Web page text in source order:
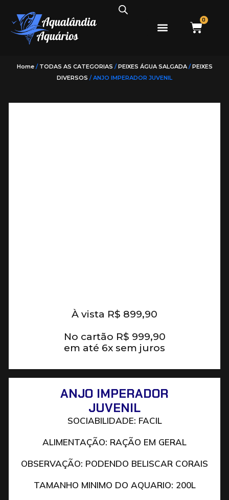
0
Home/ TODAS AS CATEGORIAS /PEIXES ÁGUA SALGADA/PEIXES
DIVERSOS / ANJO IMPERADOR JUVENIL
À vista R$ 899,90
No cartão R$ 999,90
em até 6x sem juros
ANJO IMPERADOR
JUVENIL
SOCIABILIDADE: FACIL
ALIMENTAÇÃO: RAÇÃO EM GERAL
OBSERVAÇÃO: PODENDO BELISCAR CORAIS
TAMANHO MINIMO DO AQUARIO: 200L